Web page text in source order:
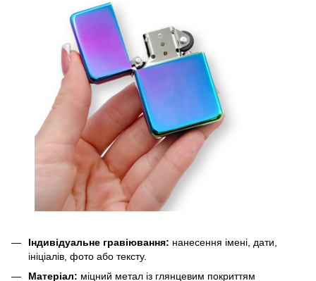
Індивідуальне гравіювання: нанесення імені, дати,
ініціалів, фото або тексту.
Матеріал: міцний метал із глянцевим покриттям